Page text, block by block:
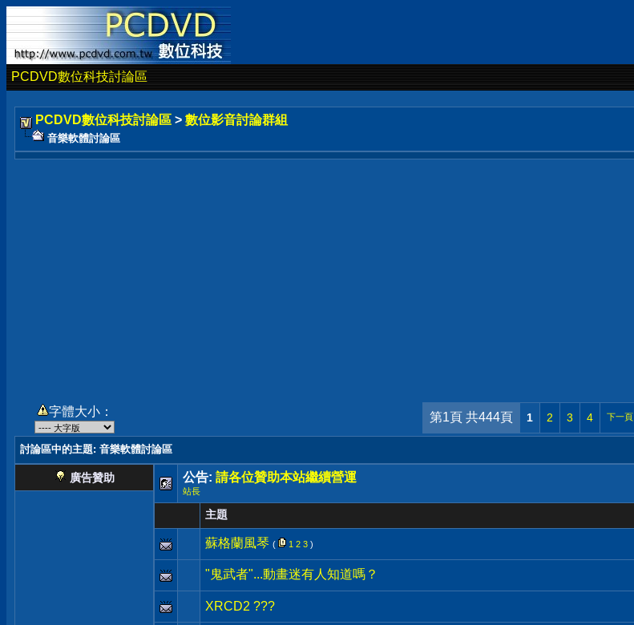
PCDVD數位科技討論區
PCDVD數位科技討論區 > 數位影音討論群組
音樂軟體討論區
字體大小： 第1頁 共444頁 1 2 3 4 下一頁
討論區中的主題: 音樂軟體討論區
廣告贊助 公告: 請各位贊助本站繼續營運
站長
主題
蘇格蘭風琴 ( 1 2 3 )
"鬼武者"...動畫迷有人知道嗎？
XRCD2 ???